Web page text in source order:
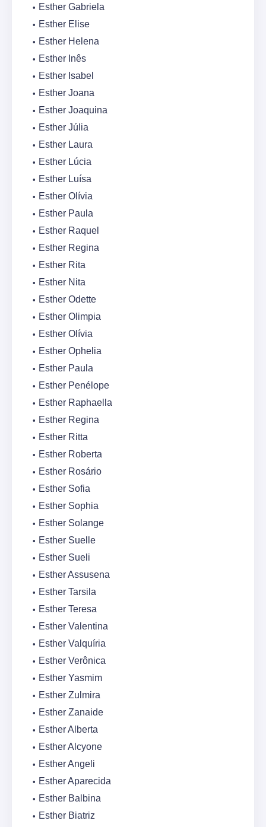
Esther Gabriela
Esther Elise
Esther Helena
Esther Inês
Esther Isabel
Esther Joana
Esther Joaquina
Esther Júlia
Esther Laura
Esther Lúcia
Esther Luísa
Esther Olívia
Esther Paula
Esther Raquel
Esther Regina
Esther Rita
Esther Nita
Esther Odette
Esther Olimpia
Esther Olívia
Esther Ophelia
Esther Paula
Esther Penélope
Esther Raphaella
Esther Regina
Esther Ritta
Esther Roberta
Esther Rosário
Esther Sofia
Esther Sophia
Esther Solange
Esther Suelle
Esther Sueli
Esther Assusena
Esther Tarsila
Esther Teresa
Esther Valentina
Esther Valquíria
Esther Verônica
Esther Yasmim
Esther Zulmira
Esther Zanaide
Esther Alberta
Esther Alcyone
Esther Angeli
Esther Aparecida
Esther Balbina
Esther Biatriz